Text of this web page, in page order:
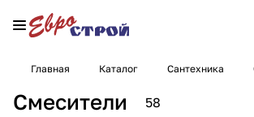
Главная Каталог Сантехника
Смесители 58